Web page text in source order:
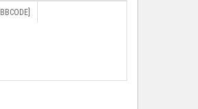
[BBCODE]